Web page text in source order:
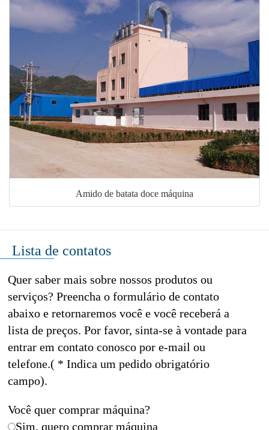
Amido de batata doce máquina
Lista de contatos
Quer saber mais sobre nossos produtos ou
serviços? Preencha o formulário de contato
abaixo e retornaremos você e você receberá a
lista de preços. Por favor, sinta-se à vontade para
entrar em contato conosco por e-mail ou
telefone.( * Indica um pedido obrigatório
campo).
Você quer comprar máquina?
Sim, quero comprar máquina